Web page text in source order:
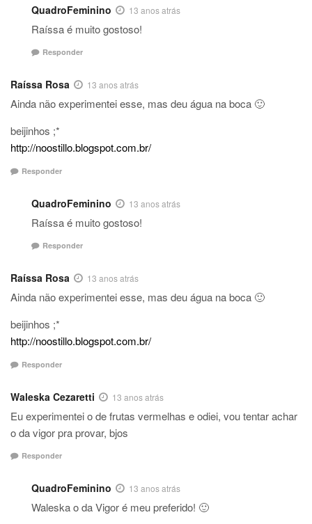
QuadroFeminino 13 anos atrás
Raíssa é muito gostoso!
Responder
Raíssa Rosa 13 anos atrás
Ainda não experimentei esse, mas deu água na boca 🙂
beijinhos ;*
http://noostillo.blogspot.com.br/
Responder
QuadroFeminino 13 anos atrás
Raíssa é muito gostoso!
Responder
Raíssa Rosa 13 anos atrás
Ainda não experimentei esse, mas deu água na boca 🙂
beijinhos ;*
http://noostillo.blogspot.com.br/
Responder
Waleska Cezaretti 13 anos atrás
Eu experimentei o de frutas vermelhas e odiei, vou tentar achar
o da vigor pra provar, bjos
Responder
QuadroFeminino 13 anos atrás
Waleska o da Vigor é meu preferido! 🙂